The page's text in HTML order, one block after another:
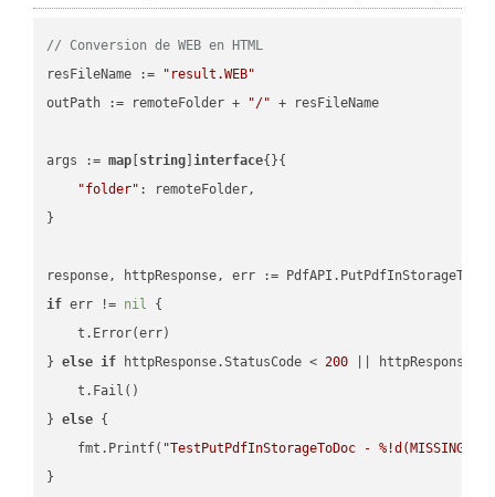
// Conversion de WEB en HTML
resFileName :=
"result.WEB"
outPath := remoteFolder +
"/" + resFileName
args := map string ]interface{}{
"folder" : remoteFolder,
}
if err != nil {
    t.Error(err)
} else if httpResponse.StatusCode < 200 ||
    t.Fail()
} else {
    fmt.Printf(
"TestPutPdfInStorageToDoc - %!d(MISSING)\n"
}